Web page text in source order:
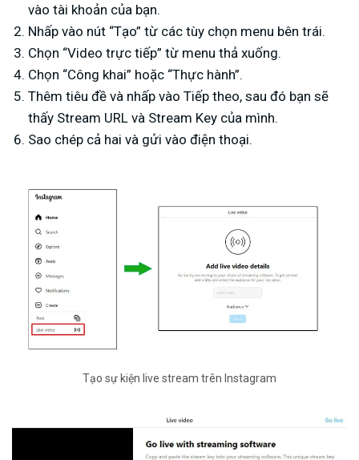
vào tài khoản của bạn.
Nhấp vào nút “Tạo” từ các tùy chọn menu bên trái.
Chọn “Video trực tiếp” từ menu thả xuống.
Chọn “Công khai” hoặc “Thực hành”.
Thêm tiêu đề và nhấp vào Tiếp theo, sau đó bạn sẽ
thấy Stream URL và Stream Key của mình.
Sao chép cả hai và gửi vào điện thoại.
Tạo sự kiện live stream trên Instagram